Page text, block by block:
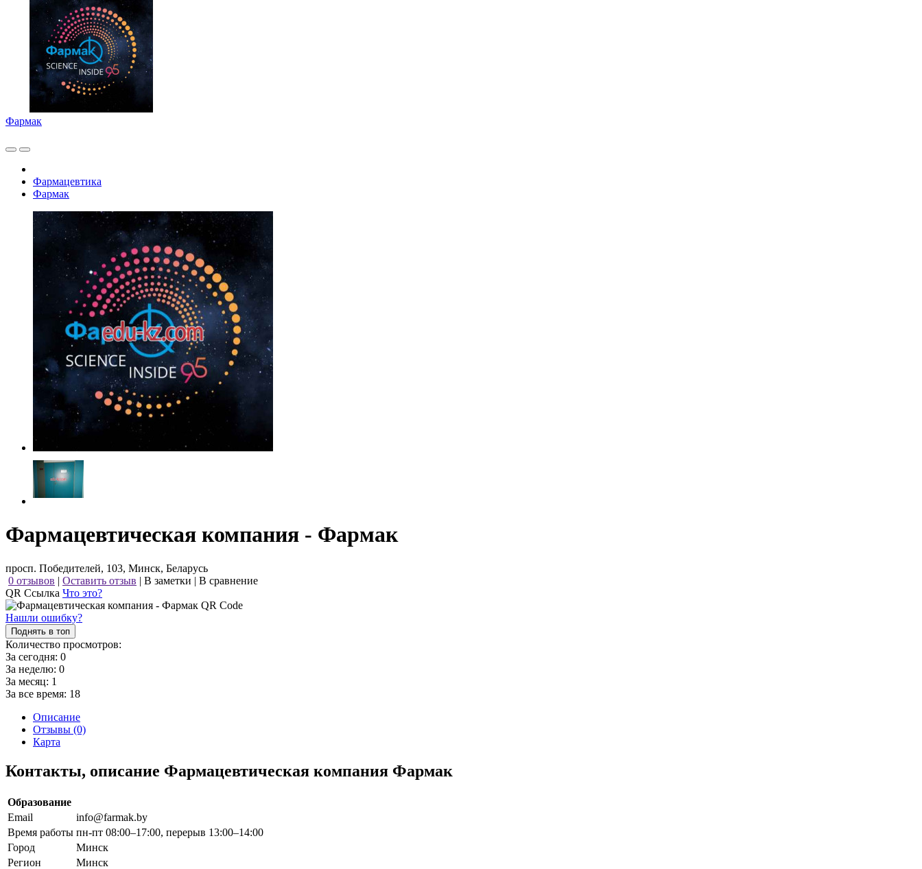
Фармак
Фармацевтика
Фармак
Фармацевтическая компания - Фармак
просп. Победителей, 103, Минск, Беларусь
0 отзывов | Оставить отзыв | В заметки | В сравнение
QR Ссылка Что это?
Нашли ошибку?
Поднять в топ
Количество просмотров:
За сегодня: 0
За неделю: 0
За месяц: 1
За все время: 18
Описание
Отзывы (0)
Карта
Контакты, описание Фармацевтическая компания Фармак
Образование
Email
info@farmak.by
Время работы пн-пт 08:00–17:00, перерыв 13:00–14:00
Город
Минск
Регион
Минск